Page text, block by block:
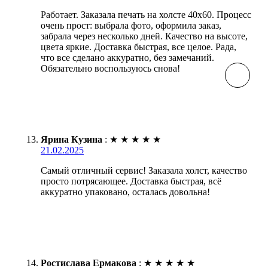
Работает. Заказала печать на холсте 40х60. Процесс
очень прост: выбрала фото, оформила заказ,
забрала через несколько дней. Качество на высоте,
цвета яркие. Доставка быстрая, все целое. Рада,
что все сделано аккуратно, без замечаний.
Обязательно воспользуюсь снова!
Ярина Кузина : ★ ★ ★ ★ ★
21.02.2025
Самый отличный сервис! Заказала холст, качество
просто потрясающее. Доставка быстрая, всё
аккуратно упаковано, осталась довольна!
Ростислава Ермакова : ★ ★ ★ ★ ★